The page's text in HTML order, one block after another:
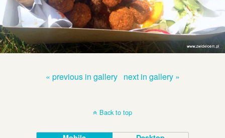
« previous in gallery next in gallery »
Back to top